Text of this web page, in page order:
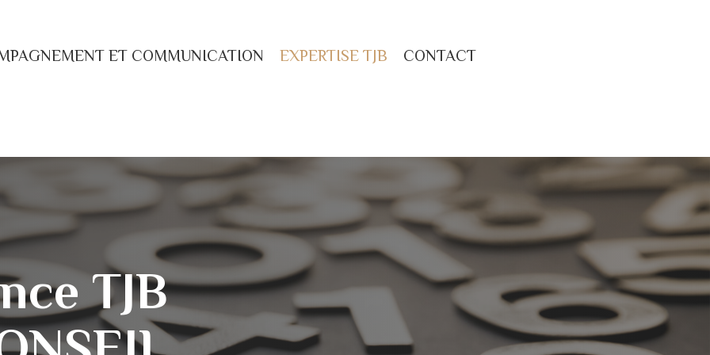
ET COMMUNICATION EXPERTISE TJB CONTACT
TJB